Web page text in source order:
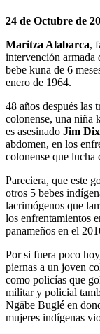
24 de Octubre de
Maritza Alabarca,
intervención armada
bebe kuna de 6
enero de 1964.
48 años después las
colonense, una niña
es asesinado Jim
abdomen, en los
colonense que lucha
Pareciera, que este
otros 5 bebes
lacrimógenos que
los enfrentamientos
panameños en el
Por si fuera poco
piernas a un joven
como policías que
militar y policial
Ngäbe Buglé en
mujeres indígenas